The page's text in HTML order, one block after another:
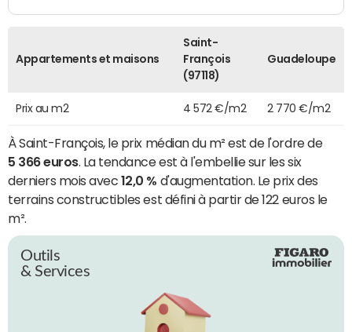
Appartements et maisons
Saint-
François
(97118)
Guadeloupe
Prix au m2 4 572 €/m2 2 770 €/m2
À Saint-François, le prix médian du m² est de l'ordre de
5 366 euros. La tendance est à l'embellie sur les six
derniers mois avec 12,0 % d'augmentation. Le prix des
terrains constructibles est défini à partir de 122 euros le
m².
Outils
& Services